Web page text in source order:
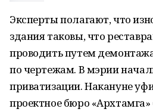
Эксперты полагают, что
здания таковы, что
проводить путем
по чертежам. В мэрии
приватизации. Накануне
проектное бюро